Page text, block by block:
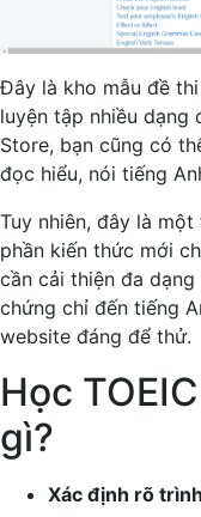
Đây là kho mẫu đề
luyện tập nhiều dạng
Store, bạn cũng có
đọc hiểu, nói tiếng
Tuy nhiên, đây là
phần kiến thức mới
cần cải thiện đa
chứng chỉ đến tiếng
website đáng để thử.
Học
gì?
Xác định rõ